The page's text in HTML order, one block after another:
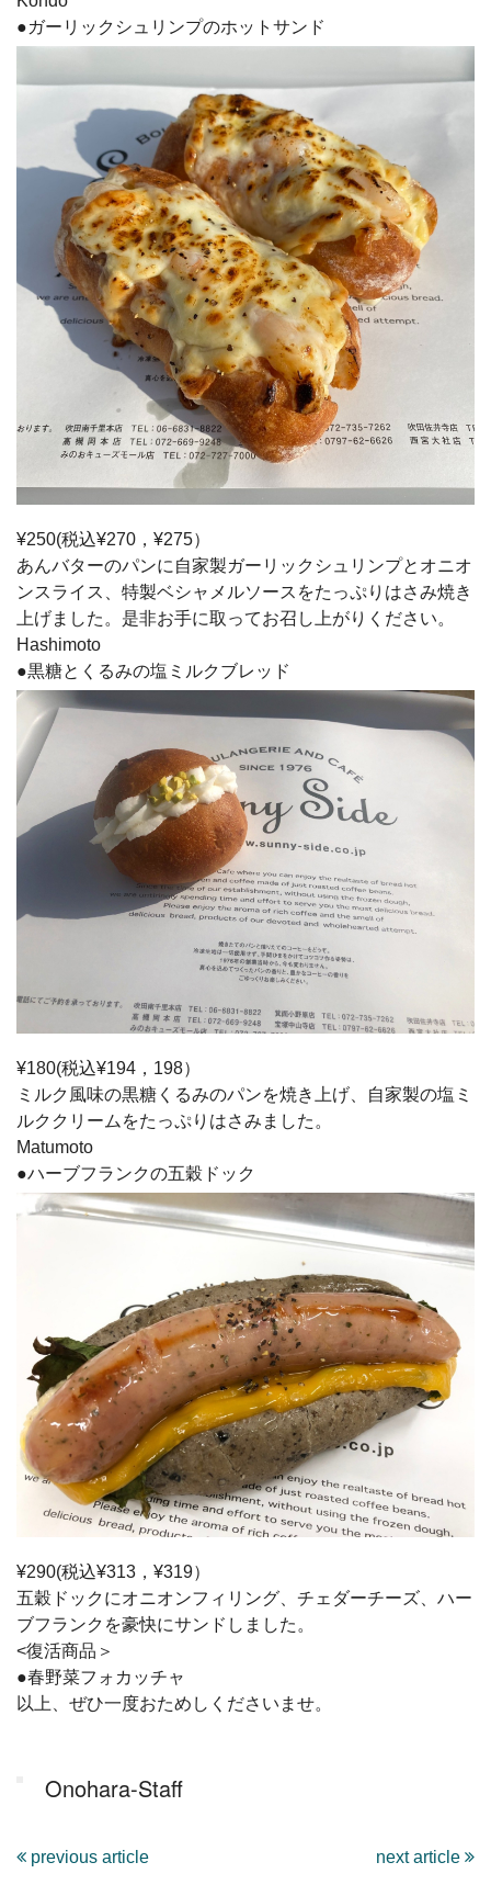
●ガーリックシュリンプのホットサンド
¥250(税込¥270，¥275）
あんバターのパンに自家製ガーリックシュリンプとオニオ
ンスライス、特製ベシャメルソースをたっぷりはさみ焼き
上げました。是非お手に取ってお召し上がりください。
Hashimoto
●黒糖とくるみの塩ミルクブレッド
¥180(税込¥194，198）
ミルク風味の黒糖くるみのパンを焼き上げ、自家製の塩ミ
ルククリームをたっぷりはさみました。
Matumoto
●ハーブフランクの五穀ドック
¥290(税込¥313，¥319）
五穀ドックにオニオンフィリング、チェダーチーズ、ハー
ブフランクを豪快にサンドしました。
<復活商品＞
●春野菜フォカッチャ
以上、ぜひ一度おためしくださいませ。
Onohara-Staff
previous article next article